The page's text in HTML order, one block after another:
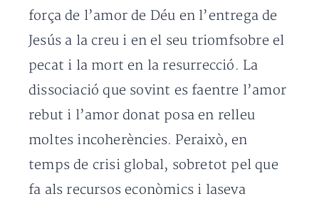
força de l’amor de Déu en l’entrega de
Jesús a la creu i en el seu triomfsobre el
pecat i la mort en la resurrecció. La
dissociació que sovint es faentre l’amor
rebut i l’amor donat posa en relleu
moltes incoherències. Peraixò, en
temps de crisi global, sobretot pel que
fa als recursos econòmics i laseva